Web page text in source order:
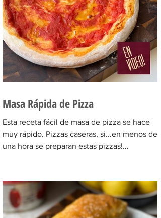
Masa Rápida de Pizza
Esta receta fácil de masa de pizza se hace
muy rápido. Pizzas caseras, si...en menos de
una hora se preparan estas pizzas!